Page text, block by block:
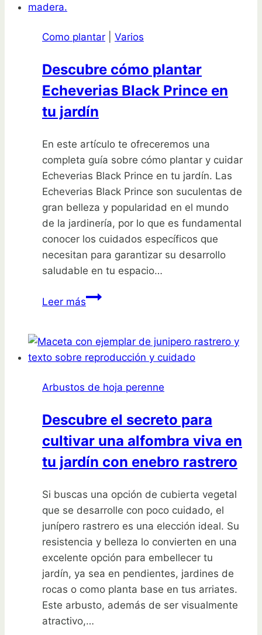
Como plantar Varios
Descubre cómo plantar
Echeverias Black Prince en
tu jardín
En este artículo te ofreceremos una
completa guía sobre cómo plantar y cuidar
Echeverias Black Prince en tu jardín. Las
Echeverias Black Prince son suculentas de
gran belleza y popularidad en el mundo
de la jardinería, por lo que es fundamental
conocer los cuidados específicos que
necesitan para garantizar su desarrollo
saludable en tu espacio…
Leer másDescubre
Echeverias
Black
en
jardín
Arbustos de hoja perenne
Descubre el secreto para
cultivar una alfombra viva en
tu jardín con enebro rastrero
Si buscas una opción de cubierta vegetal
que se desarrolle con poco cuidado, el
junípero rastrero es una elección ideal. Su
resistencia y belleza lo convierten en una
excelente opción para embellecer tu
jardín, ya sea en pendientes, jardines de
rocas o como planta base en tus arriates.
Este arbusto, además de ser visualmente
atractivo,…